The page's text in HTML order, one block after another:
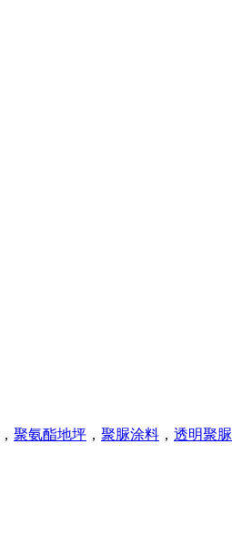
， 聚氨酯地坪 ， 聚脲涂料 ， 透明聚脲